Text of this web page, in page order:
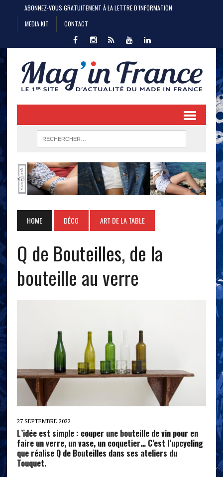
ABONNEZ-VOUS GRATUITEMENT À LA LETTRE D’INFORMATION
MEDIA KIT
CONTACT
HOME DÉCO ART DE LA TABLE
Q de Bouteilles, de la
bouteille au verre
27 SEPTEMBRE 2022
L’idée est simple : couper une bouteille de vin pour en
faire un verre, un vase, un coquetier… C’est l’upcycling
que réalise Q de Bouteilles dans ses ateliers du
Touquet.